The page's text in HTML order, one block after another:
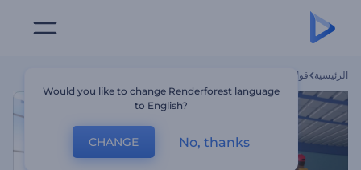
الرئيسية قوالب
Would you like to change Renderforest language
to English?
CHANGE No, thanks